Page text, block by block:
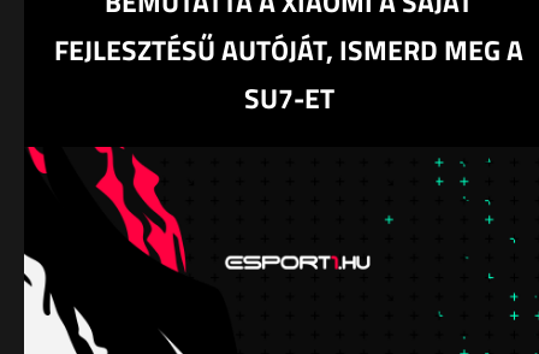
FEJLESZTÉSŰ AUTÓJÁT, ISMERD MEG A
SU7-ET